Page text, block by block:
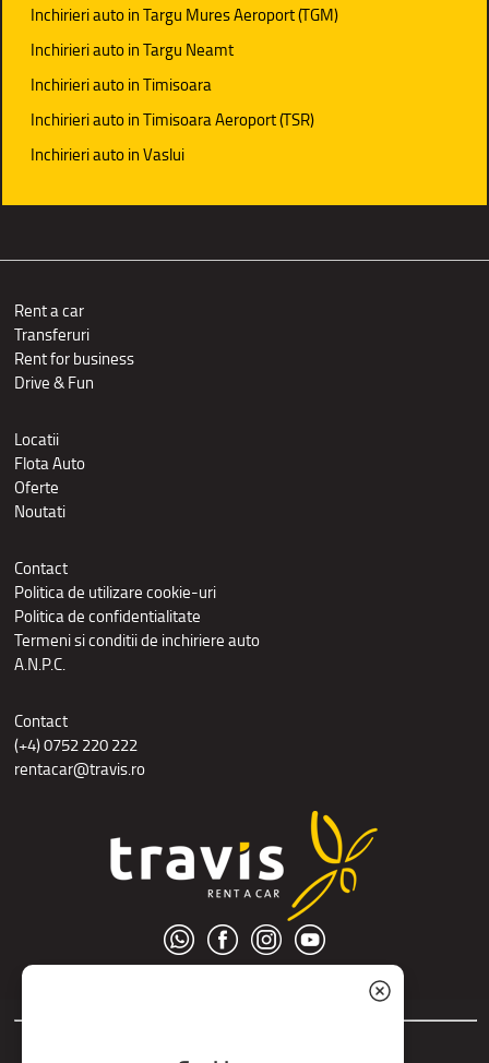
Inchirieri auto in Targu Mures Aeroport (TGM)
Inchirieri auto in Targu Neamt
Inchirieri auto in Timisoara
Inchirieri auto in Timisoara Aeroport (TSR)
Inchirieri auto in Vaslui
Rent a car
Transferuri
Rent for business
Drive & Fun
Locatii
Flota Auto
Oferte
Noutati
Contact
Politica de utilizare cookie-uri
Politica de confidentialitate
Termeni si conditii de inchiriere auto
A.N.P.C.
Contact
(+4) 0752 220 222
rentacar@travis.ro